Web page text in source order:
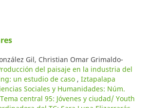
Gil, Christian Omar Grimaldo-
del paisaje en la industria del
un estudio de caso , Iztapalapa
Sociales y Humanidades: Núm.
central 95: Jóvenes y ciudad/ Youth